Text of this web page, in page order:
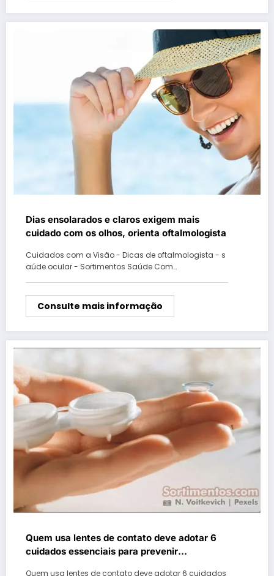
Dias ensolarados e claros exigem mais
cuidado com os olhos, orienta oftalmologista
Cuidados com a Visão - Dicas de oftalmologista - s
aúde ocular - Sortimentos Saúde Com…
Consulte mais informação
Quem usa lentes de contato deve adotar 6
cuidados essenciais para prevenir
Quem usa lentes de contato deve adotar 6 cuidados